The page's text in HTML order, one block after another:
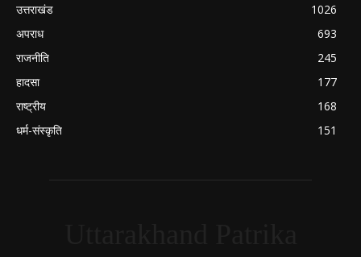
उत्तराखंड
1026
अपराध
693
राजनीति
245
हादसा
177
राष्ट्रीय
168
धर्म-संस्कृति
151